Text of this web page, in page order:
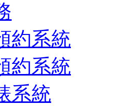
約系統
約系統
系統